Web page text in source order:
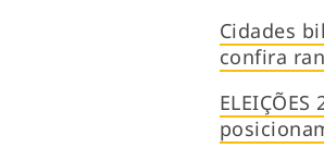
Cidades
confira